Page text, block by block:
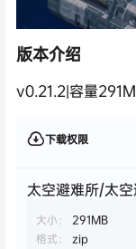
版本介绍
v0.21.2|容量
下载权限
太空避难所/太
大小：
291MB
格式：
zip